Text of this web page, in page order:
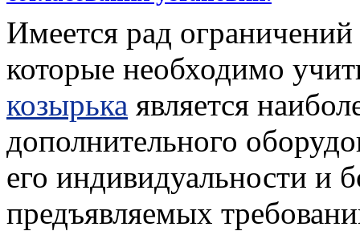
Имеется рад
которые необходимо
козырька является
дополнительного
его индивидуальности и
предъявляемых